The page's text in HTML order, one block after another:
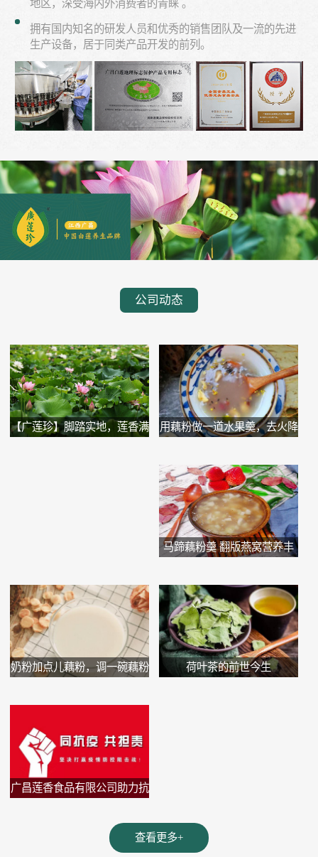
地区，深受海内外消费者的青睐 。
拥有国内知名的研发人员和优秀的销售团队及一流的先进
生产设备，居于同类产品开发的前列。
公司动态
【广莲珍】脚踏实地，莲香满
用藕粉做一道水果羹，去火降
马蹄藕粉羹 翻版燕窝营养丰
奶粉加点儿藕粉，调一碗藕粉
荷叶茶的前世今生
广昌莲香食品有限公司助力抗
查看更多+